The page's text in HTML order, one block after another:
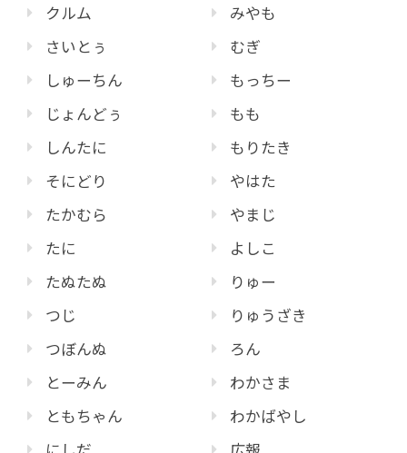
クルム
さいとぅ
しゅーちん
じょんどぅ
しんたに
そにどり
たかむら
たに
たぬたぬ
つじ
つぼんぬ
とーみん
ともちゃん
みやも
むぎ
もっちー
もも
もりたき
やはた
やまじ
よしこ
りゅー
りゅうざき
ろん
わかさま
わかばやし